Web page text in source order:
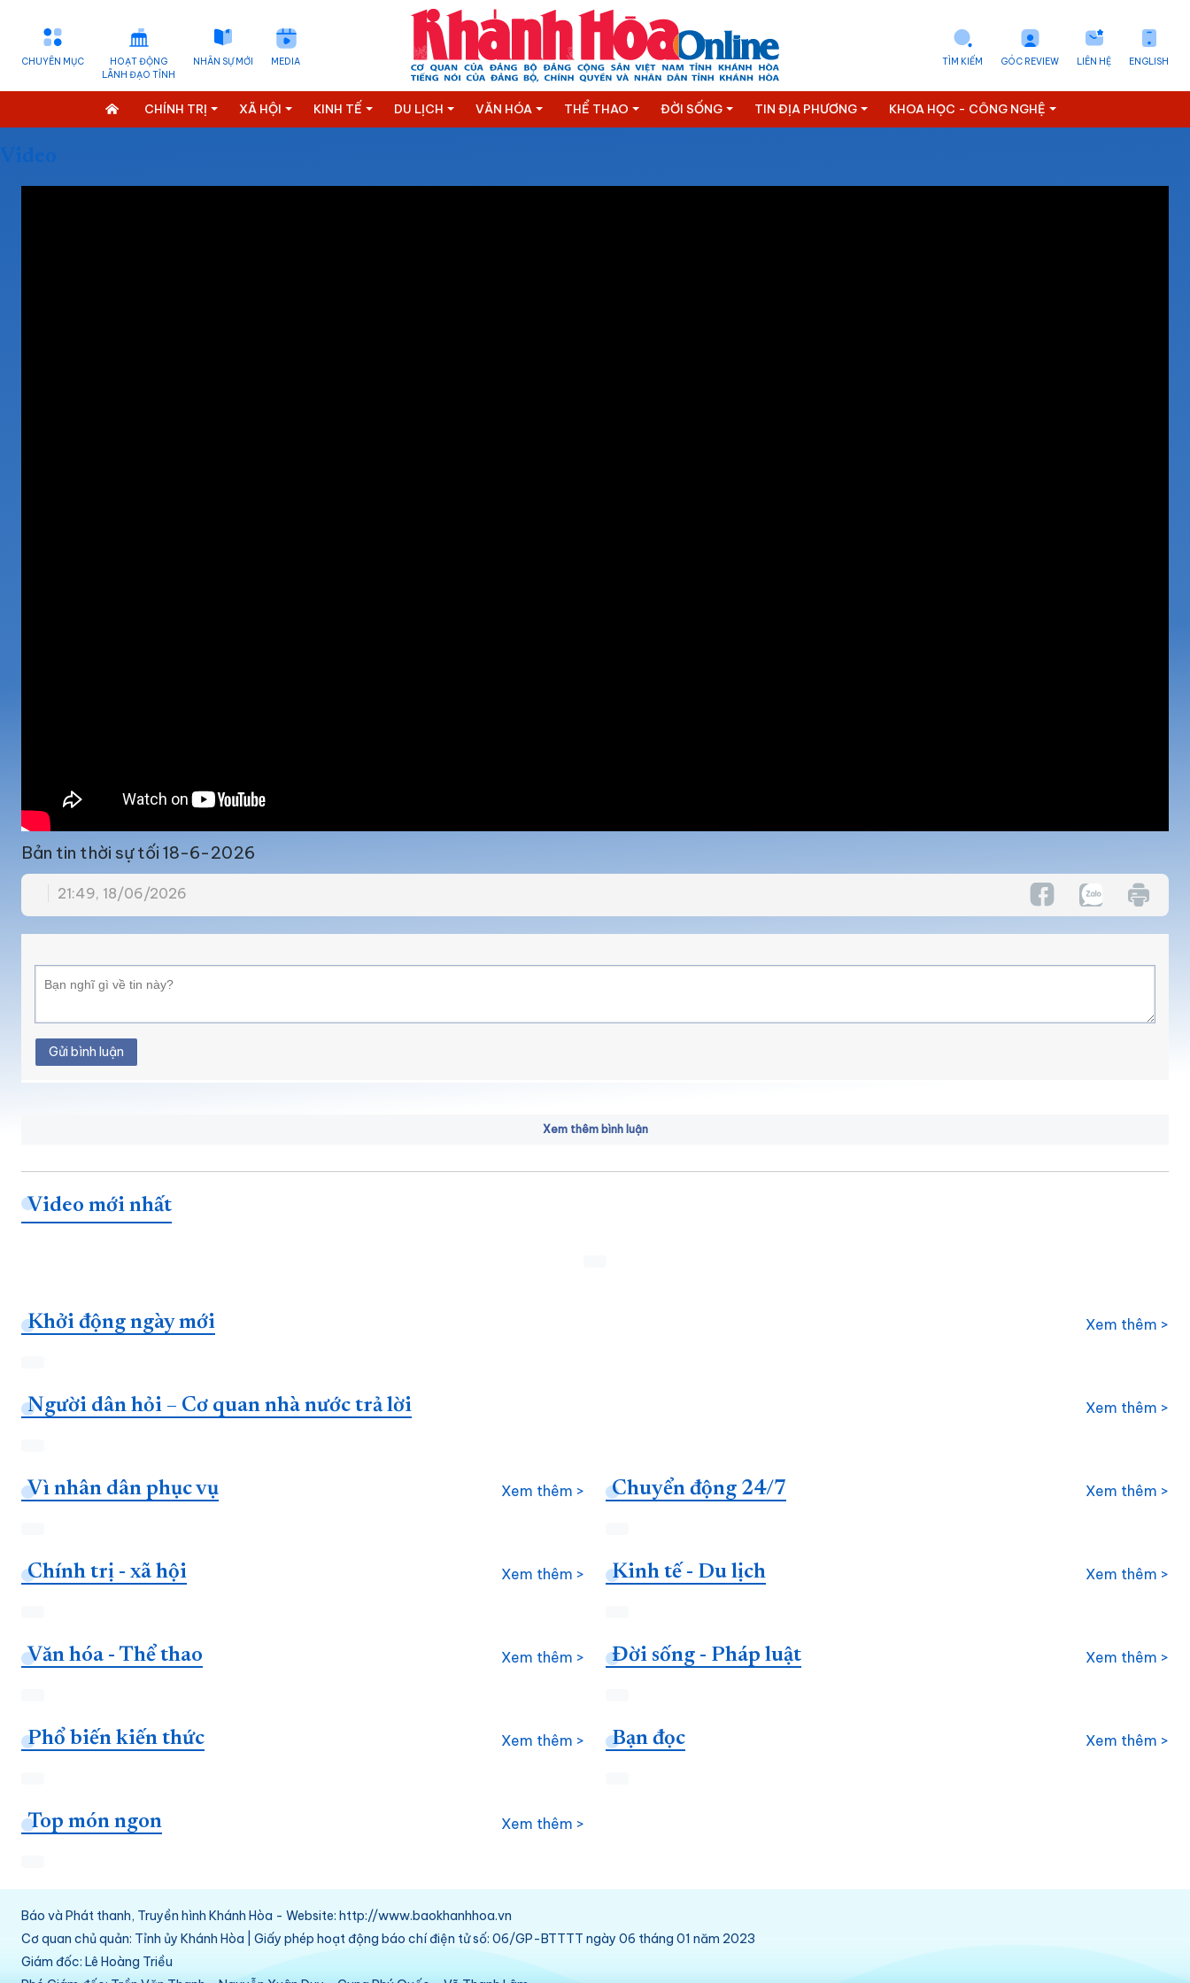
CHUYÊN MỤC
HOẠT ĐỘNG
LÃNH ĐẠO TỈNH
NHÂN SỰ MỚI MEDIA ENGLISH
LIÊN HỆ
GÓC REVIEW
TÌM KIẾM
CHÍNH TRỊ XÃ HỘI KINH TẾ DU LỊCH VĂN HÓA THỂ THAO ĐỜI SỐNG TIN ĐỊA PHƯƠNG KHOA HỌC - CÔNG NGHỆ
Video
Bản tin thời sự tối 18-6-2026
21:49, 18/06/2026
Gửi bình luận
Xem thêm bình luận
Video mới nhất
Khởi động ngày mới Xem thêm >
Người dân hỏi – Cơ quan nhà nước trả lời Xem thêm >
Vì nhân dân phục vụ Xem thêm > Chuyển động 24/7 Xem thêm >
Chính trị - xã hội Xem thêm > Kinh tế - Du lịch Xem thêm >
Văn hóa - Thể thao Xem thêm > Đời sống - Pháp luật Xem thêm >
Phổ biến kiến thức Xem thêm > Bạn đọc Xem thêm >
Top món ngon Xem thêm >
Báo và Phát thanh, Truyền hình Khánh Hòa - Website: http://www.baokhanhhoa.vn
Cơ quan chủ quản: Tỉnh ủy Khánh Hòa | Giấy phép hoạt động báo chí điện tử số: 06/GP-BTTTT ngày 06 tháng 01 năm 2023
Giám đốc: Lê Hoàng Triều